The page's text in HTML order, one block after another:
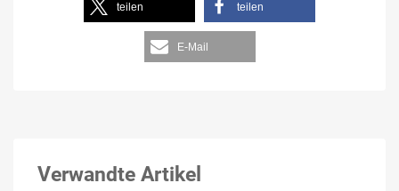
teilen teilen
E-Mail
Verwandte Artikel